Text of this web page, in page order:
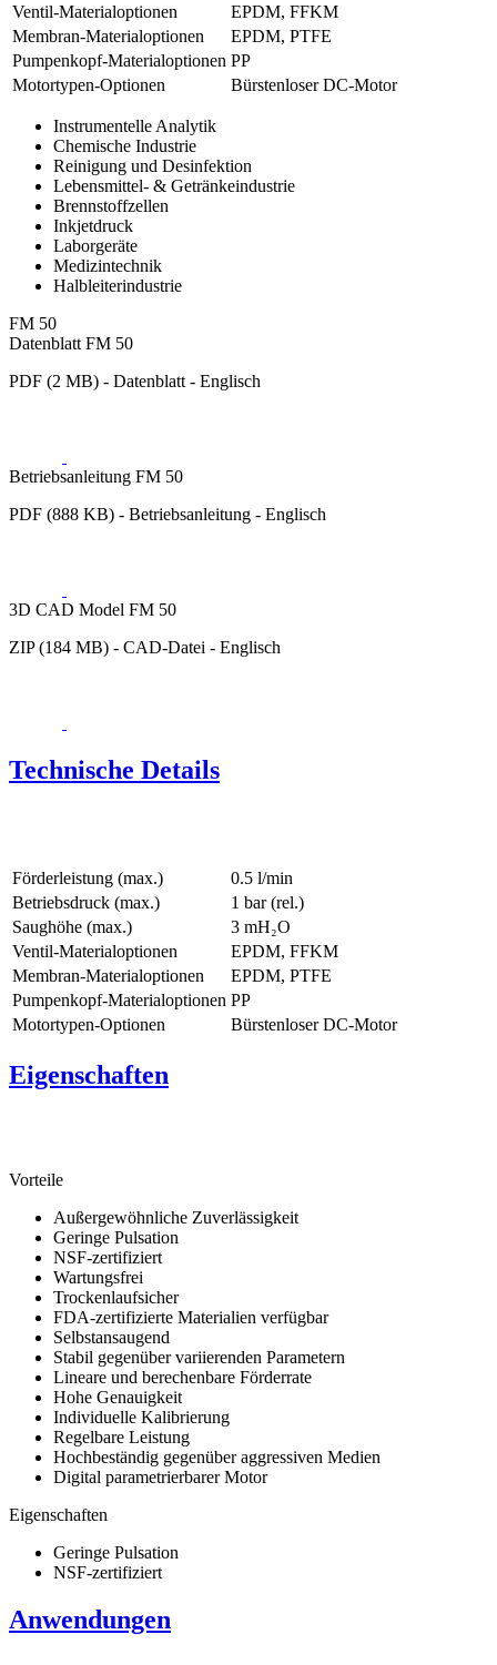
Ventil-Materialoptionen
EPDM, FFKM
Membran-Materialoptionen
EPDM, PTFE
Pumpenkopf‑Materialoptionen PP
Motortypen-Optionen
Bürstenloser DC-Motor
Instrumentelle Analytik
Chemische Industrie
Reinigung und Desinfektion
Lebensmittel- & Getränkeindustrie
Brennstoffzellen
Inkjetdruck
Laborgeräte
Medizintechnik
Halbleiterindustrie
FM 50
Datenblatt FM 50
PDF (2 MB) - Datenblatt - Englisch
Betriebsanleitung FM 50
PDF (888 KB) - Betriebsanleitung - Englisch
3D CAD Model FM 50
ZIP (184 MB) - CAD-Datei - Englisch
Technische Details
Förderleistung (max.)
0.5 l/min
Betriebsdruck (max.)
1 bar (rel.)
Saughöhe (max.)
3 mH₂O
Ventil-Materialoptionen
EPDM, FFKM
Membran-Materialoptionen
EPDM, PTFE
Pumpenkopf‑Materialoptionen PP
Motortypen-Optionen
Bürstenloser DC-Motor
Eigenschaften
Vorteile
Außergewöhnliche Zuverlässigkeit
Geringe Pulsation
NSF-zertifiziert
Wartungsfrei
Trockenlaufsicher
FDA-zertifizierte Materialien verfügbar
Selbstansaugend
Stabil gegenüber variierenden Parametern
Lineare und berechenbare Förderrate
Hohe Genauigkeit
Individuelle Kalibrierung
Regelbare Leistung
Hochbeständig gegenüber aggressiven Medien
Digital parametrierbarer Motor
Eigenschaften
Geringe Pulsation
NSF-zertifiziert
Anwendungen